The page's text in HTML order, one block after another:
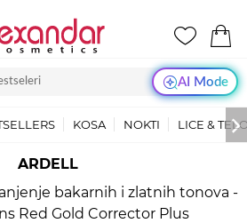
AI Mode
KOSA NOKTI LICE &
ARDELL
bakarnih i zlatnih tonova -
Red Gold Corrector Plus